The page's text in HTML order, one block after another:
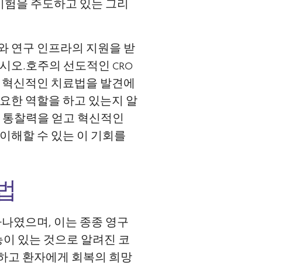
을 주도하고 있는 그리
연구 인프라의 지원을 받
오.호주의 선도적인 CRO
신적인 치료법을 발견에
한 역할을 하고 있는지 알
찰력을 얻고 혁신적인
해할 수 있는 이 기회를
였으며, 이는 종종 영구
있는 것으로 알려진 코
고 환자에게 회복의 희망